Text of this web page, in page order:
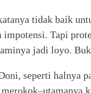
tidak baik
impotensi. Tapi
jadi loyo.
seperti halnya